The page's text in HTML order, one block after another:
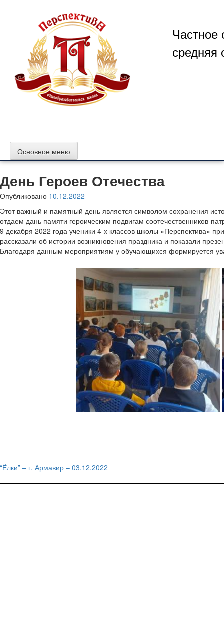
содержимому
Частное
средняя
Основное меню
День Героев Отечества
Опубликовано 10.12.2022
Этот важный и памятный день является символом сохранения
отдаем дань памяти героическим подвигам соотечественников-
9 декабря 2022 года ученики 4-х классов школы «Перспектива»
рассказали об истории возникновения праздника и показали
Благодаря данным мероприятиям у обучающихся формируется
“Ёлки” – г. Армавир – 03.12.2022